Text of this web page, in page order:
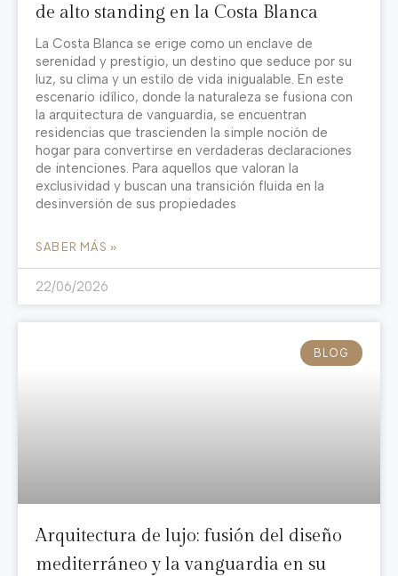
de alto standing en la Costa Blanca
La Costa Blanca se erige como un enclave de
serenidad y prestigio, un destino que seduce por su
luz, su clima y un estilo de vida inigualable. En este
escenario idílico, donde la naturaleza se fusiona con
la arquitectura de vanguardia, se encuentran
residencias que trascienden la simple noción de
hogar para convertirse en verdaderas declaraciones
de intenciones. Para aquellos que valoran la
exclusividad y buscan una transición fluida en la
desinversión de sus propiedades
SABER MÁS »
22/06/2026
BLOG
Arquitectura de lujo: fusión del diseño
mediterráneo y la vanguardia en su